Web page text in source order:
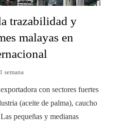
trazabilidad y
malayas en
semana
con sectores fuertes
(aceite de palma), caucho
pequeñas y medianas